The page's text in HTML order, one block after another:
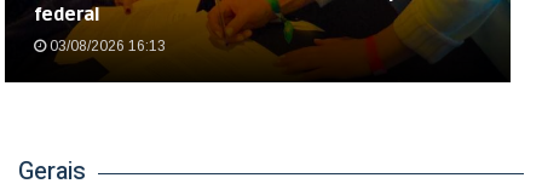
federal
03/08/2026 16:13
Gerais